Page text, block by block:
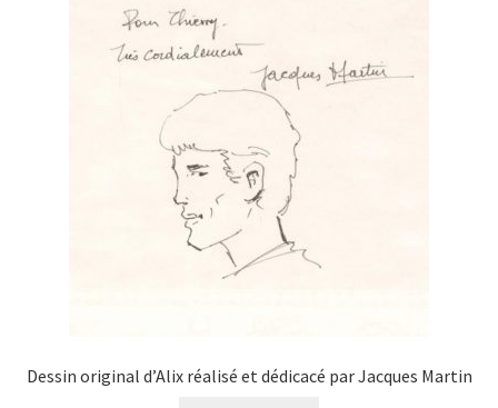
Dessin original d’Alix réalisé et dédicacé par Jacques Martin